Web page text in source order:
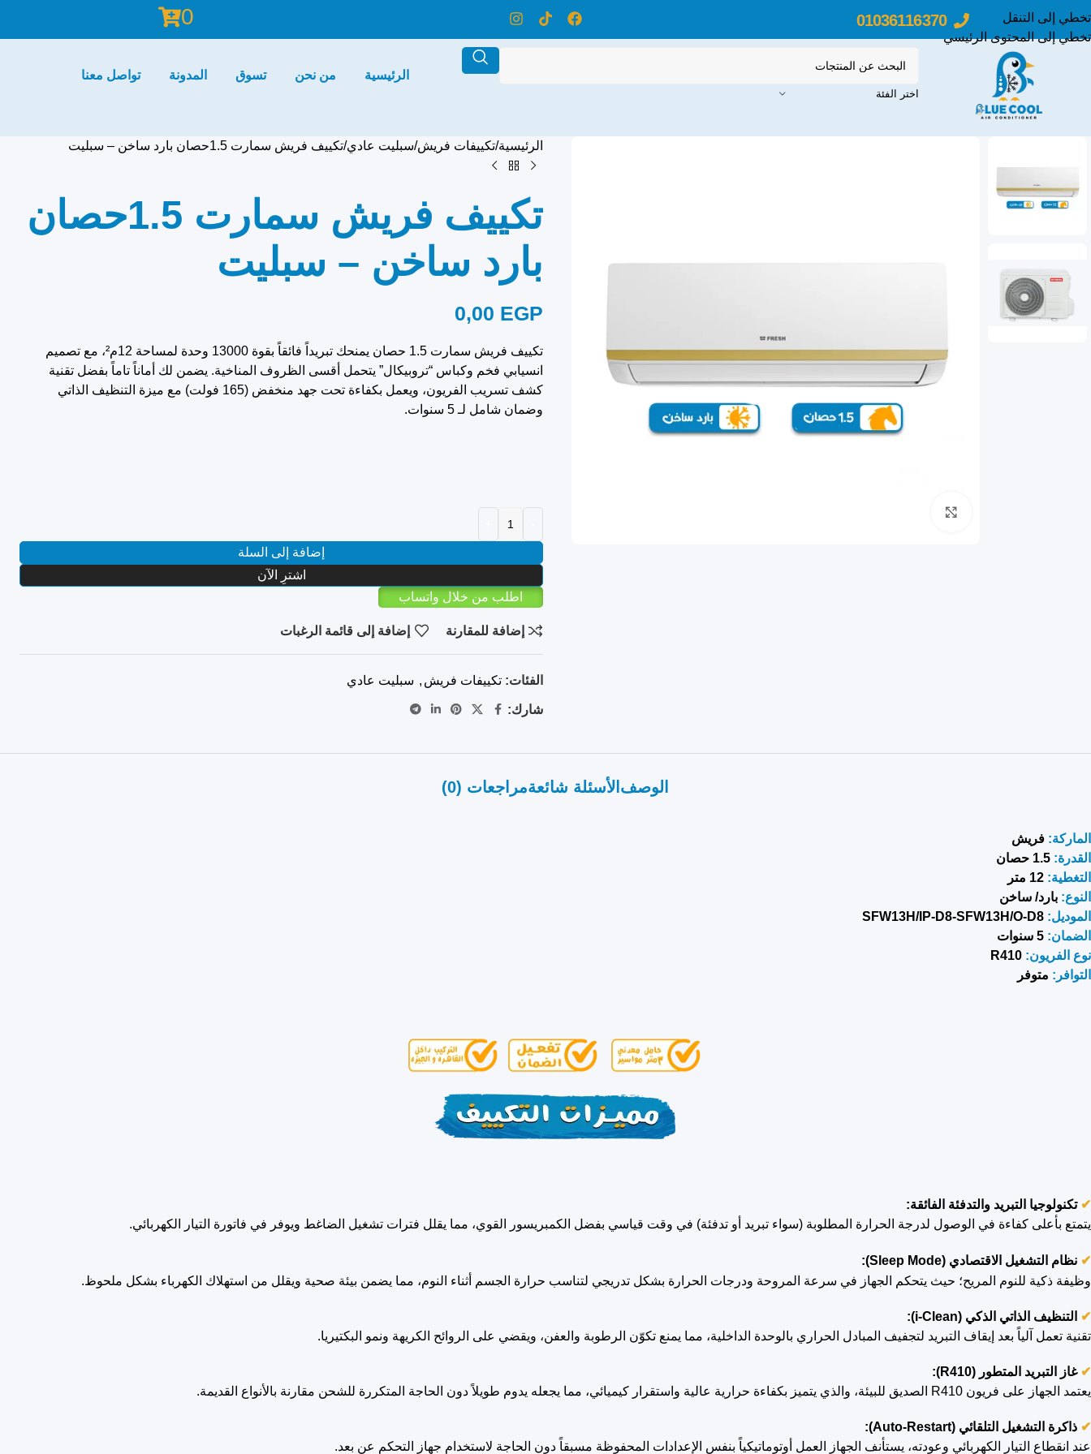
تخطي إلى التنقل
تخطي إلى المحتوى الرئيسي
01036116370
0
اختر الفئة
الرئيسية من نحن تسوق المدونة تواصل معنا
الرئيسية تكييفات فريش سبليت عادي تكييف فريش سمارت 1.5حصان بارد ساخن – سبليت
تكييف فريش سمارت 1.5حصان
بارد ساخن – سبليت
0,00 EGP
تكييف فريش سمارت 1.5 حصان يمنحك تبريداً فائقاً بقوة 13000 وحدة لمساحة 12م²، مع تصميم
انسيابي فخم وكباس “تروبيكال” يتحمل أقسى الظروف المناخية. يضمن لك أماناً تاماً بفضل تقنية
كشف تسريب الفريون، ويعمل بكفاءة تحت جهد منخفض (165 فولت) مع ميزة التنظيف الذاتي
وضمان شامل لـ 5 سنوات.
إضافة إلى السلة
اشترِ الآن
اطلب من خلال واتساب
إضافة للمقارنة إضافة إلى قائمة الرغبات
الفئات: تكييفات فريش , سبليت عادي
شارك:
الوصف الأسئلة شائعةمراجعات (0)
الماركة: فريش
لقدرة: 1.5 حصان
التغطية: 12 متر
النوع: بارد/ ساخن
الموديل: SFW13H/IP-D8-SFW13H/O-D8
الضمان: 5 سنوات
نوع الفريون: R410
التوافر: متوفر
✔تكنولوجيا التبريد والتدفئة الفائقة:
يتمتع بأعلى كفاءة في الوصول لدرجة الحرارة المطلوبة (سواء تبريد أو تدفئة) في وقت قياسي بفضل الكمبريسور القوي، مما يقلل فترات تشغيل الضاغط ويوفر في فاتورة التيار الكهربائي.
✔ نظام التشغيل الاقتصادي (Sleep Mode):
وظيفة ذكية للنوم المريح؛ حيث يتحكم الجهاز في سرعة المروحة ودرجات الحرارة بشكل تدريجي لتناسب حرارة الجسم أثناء النوم، مما يضمن بيئة صحية ويقلل من استهلاك الكهرباء بشكل ملحوظ.
✔
التنظيف الذاتي الذكي (i-Clean):
تقنية تعمل آلياً بعد إيقاف التبريد لتجفيف المبادل الحراري بالوحدة الداخلية، مما يمنع تكوّن الرطوبة والعفن، ويقضي على الروائح الكريهة ونمو البكتيريا.
✔غاز التبريد المتطور (R410):
يعتمد الجهاز على فريون R410 الصديق للبيئة، والذي يتميز بكفاءة حرارية عالية واستقرار كيميائي، مما يجعله يدوم طويلاً دون الحاجة المتكررة للشحن مقارنة بالأنواع القديمة.
✔ ذاكرة التشغيل التلقائي (Auto-Restart):
عند انقطاع التيار الكهربائي وعودته، يستأنف الجهاز العمل أوتوماتيكياً بنفس الإعدادات المحفوظة مسبقاً دون الحاجة لاستخدام جهاز التحكم عن بعد.